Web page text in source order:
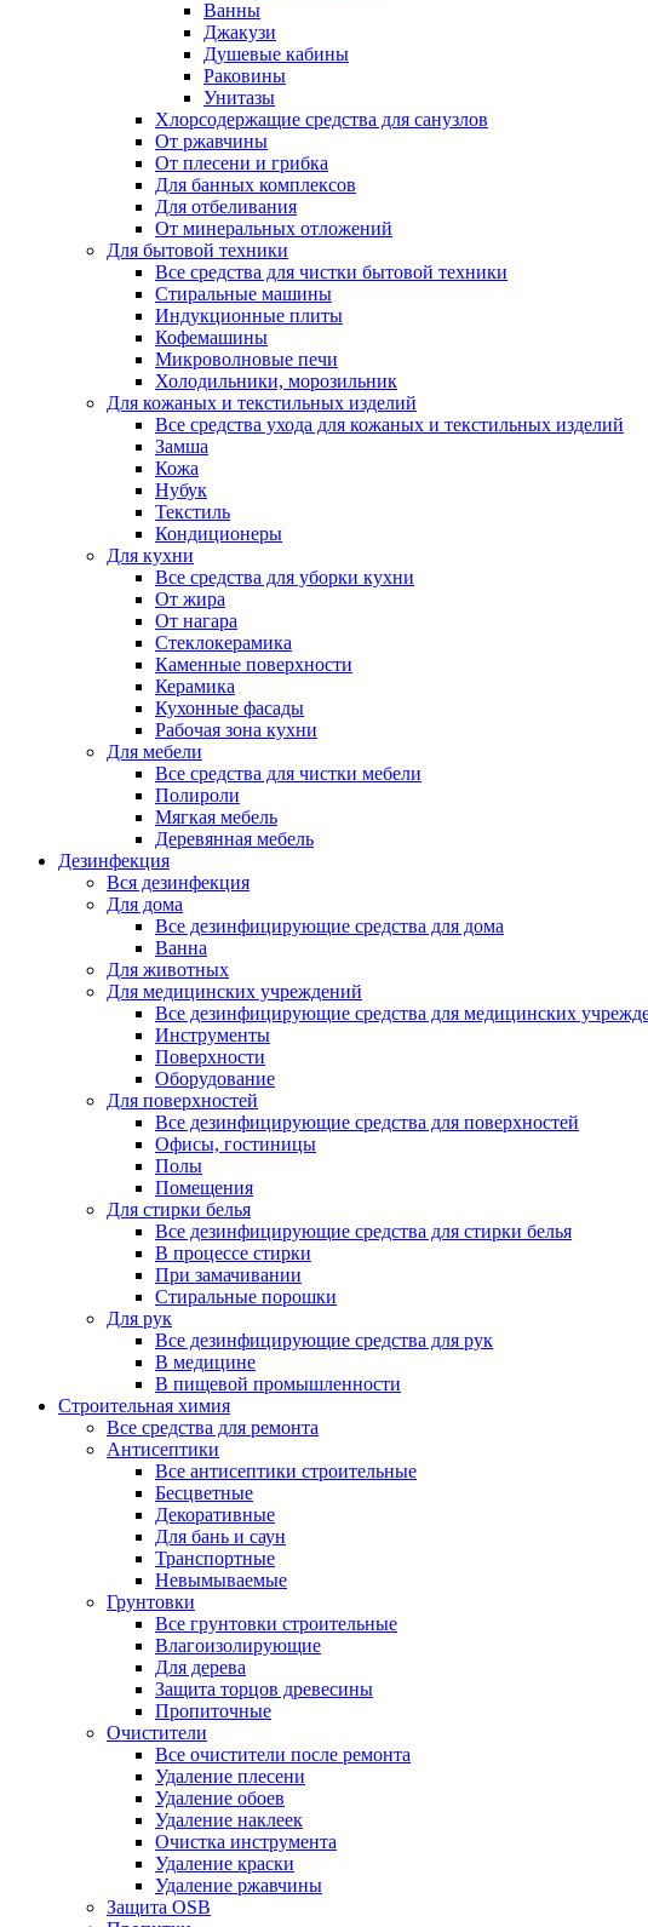
Ванны
Джакузи
Душевые кабины
Раковины
Унитазы
Хлорсодержащие средства для санузлов
От ржавчины
От плесени и грибка
Для банных комплексов
Для отбеливания
От минеральных отложений
Для бытовой техники
Все средства для чистки бытовой техники
Стиральные машины
Индукционные плиты
Кофемашины
Микроволновые печи
Холодильники, морозильник
Для кожаных и текстильных изделий
Все средства ухода для кожаных и текстильных изделий
Замша
Кожа
Нубук
Текстиль
Кондиционеры
Для кухни
Все средства для уборки кухни
От жира
От нагара
Стеклокерамика
Каменные поверхности
Керамика
Кухонные фасады
Рабочая зона кухни
Для мебели
Все средства для чистки мебели
Полироли
Мягкая мебель
Деревянная мебель
Дезинфекция
Вся дезинфекция
Для дома
Все дезинфицирующие средства для дома
Ванна
Для животных
Для медицинских учреждений
Все дезинфицирующие средства для медицинских
Инструменты
Поверхности
Оборудование
Для поверхностей
Все дезинфицирующие средства для поверхностей
Офисы, гостиницы
Полы
Помещения
Для стирки белья
Все дезинфицирующие средства для стирки белья
В процессе стирки
При замачивании
Стиральные порошки
Для рук
Все дезинфицирующие средства для рук
В медицине
В пищевой промышленности
Строительная химия
Все средства для ремонта
Антисептики
Все антисептики строительные
Бесцветные
Декоративные
Для бань и саун
Транспортные
Невымываемые
Грунтовки
Все грунтовки строительные
Влагоизолирующие
Для дерева
Защита торцов древесины
Пропиточные
Очистители
Все очистители после ремонта
Удаление плесени
Удаление обоев
Удаление наклеек
Очистка инструмента
Удаление краски
Удаление ржавчины
Защита OSB